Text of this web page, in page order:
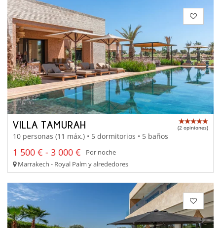
VILLA TAMURAH (2 opiniones)
10 personas (11 máx.) • 5 dormitorios • 5 baños
1 500 € - 3 000 €
Por noche
Marrakech - Royal Palm y alrededores